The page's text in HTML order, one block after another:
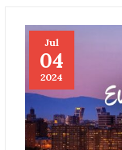
Jul
04
2024